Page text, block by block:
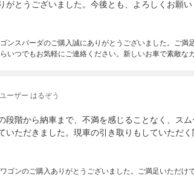
がとうございました。今後とも、よろしくお願い
ンスパーダのご購入誠にありがとうございました。ご
いつでもお気軽にご連絡ください。新しいお車で素敵
ーザー はるぞう
段階から納車まで、不満を感じることなく、ス
いただきました。現車の引き取りもしていただ
ゴンのご購入ありがとうございました。ご満足いただけ